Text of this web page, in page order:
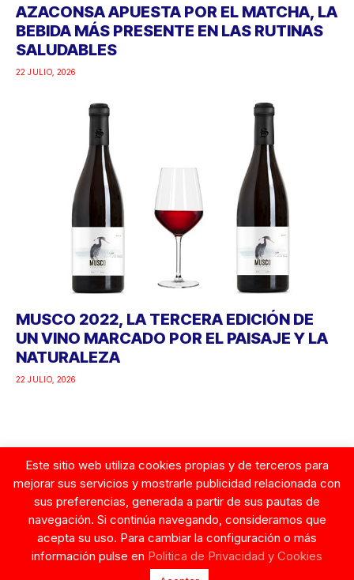
AZACONSA APUESTA POR EL MATCHA, LA
BEBIDA MÁS PRESENTE EN LAS RUTINAS
SALUDABLES
22 JULIO, 2026
MUSCO 2022, LA TERCERA EDICIÓN DE
UN VINO MARCADO POR EL PAISAJE Y LA
NATURALEZA
22 JULIO, 2026
Google
© Copyright 2026. Tentaciones de Mujer.
Este sitio web utiliza cookies propias y de terceros para
mejorar sus servicios y mostrarle publicidad relacionada con
sus preferencias, generada a partir de sus pautas de
navegación. Si continúa navegando, consideramos que
acepta su uso. Para cambiar la configuración o más
información pulse en Politica de Privacidad y Cookies